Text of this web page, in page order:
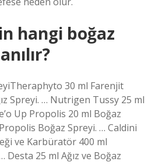
hangi boğaz
30 ml Farenjit
Spreyi. … Nutrigen Tussy 25 ml
Up Propolis 20 ml Boğaz
Boğaz Spreyi. … Caldini
ve Karbüratör 400 ml
Desta 25 ml Ağız ve Boğaz